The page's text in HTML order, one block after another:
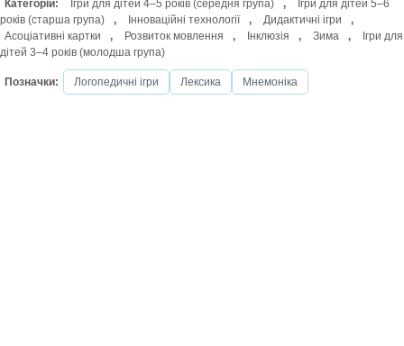
Категорій: Ігри для дітей 4–5 років (середня група) ,
Ігри для дітей 5–6
років (старша група)
, Інноваційні технології , Дидактичні ігри
,
Асоціативні картки
, Розвиток мовлення , Інклюзія , Зима ,
Ігри для
дітей 3–4 років (молодша група)
Позначки: Логопедичні ігри Лексика Мнемоніка